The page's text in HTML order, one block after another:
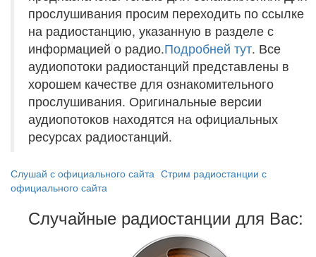
прослушивания просим переходить по ссылке
на радиостанцию, указанную в разделе с
информацией о радио.Подробней тут. Все
аудиопотоки радиостанций представлены в
хорошем качестве для ознакомительного
прослушивания. Оригинальные версии
аудиопотоков находятся на официальных
ресурсах радиостанций.
Слушай с официального сайта Стрим радиостанции с
официального сайта
Случайные радиостанции для Вас: